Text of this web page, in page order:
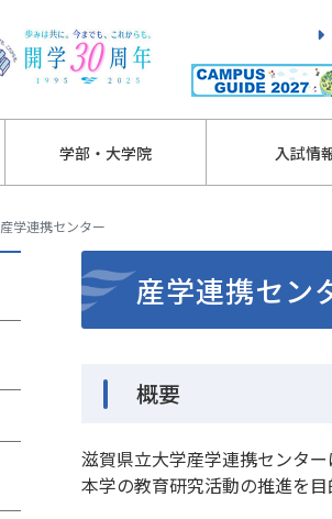
学部・大学院 入試情
産学連携センター
産学連携セン
概要
滋賀県立大学産学連携センタ
本学の教育研究活動の推進を目